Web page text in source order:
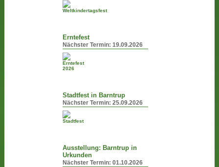
Erntefest
Nächster Termin:19.09.2026
Stadtfest in Barntrup
Nächster Termin:25.09.2026
Ausstellung: Barntrup in
Urkunden
Nächster Termin:01.10.2026